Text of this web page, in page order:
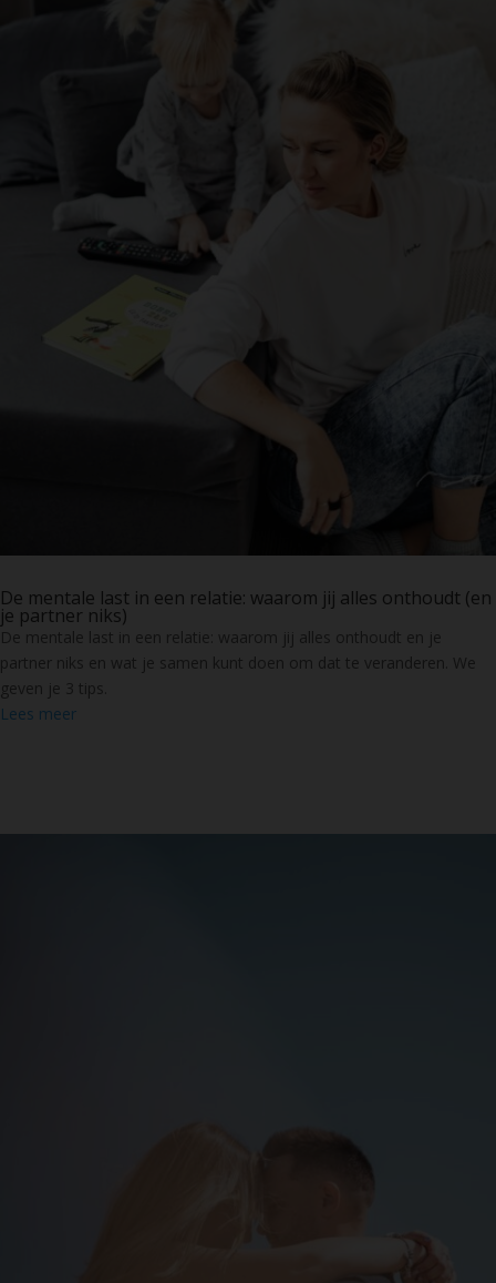
De mentale last in een relatie: waarom jij alles onthoudt (en
je partner niks)
De mentale last in een relatie: waarom jij alles onthoudt en je
partner niks en wat je samen kunt doen om dat te veranderen. We
geven je 3 tips.
Lees meer